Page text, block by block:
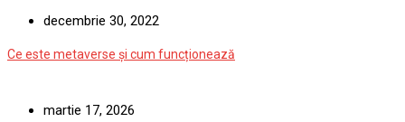
decembrie 30, 2022
Ce este metaverse și cum funcționează
martie 17, 2026